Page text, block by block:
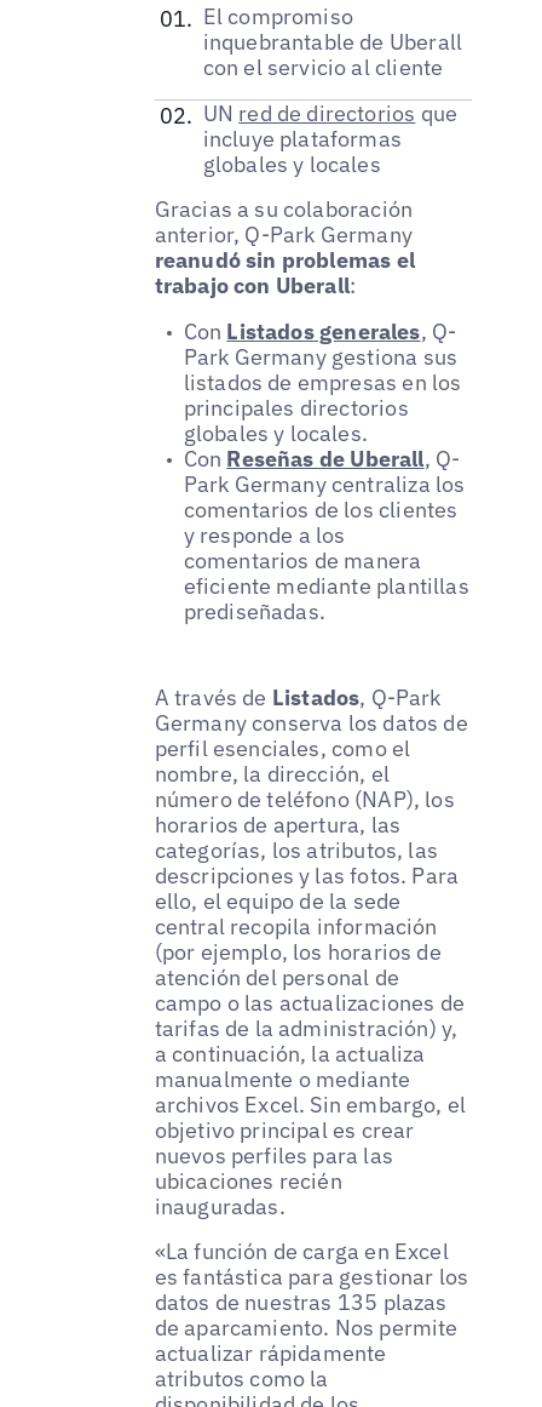
El compromiso
inquebrantable de Uberall
con el servicio al cliente
UN red de directorios que
incluye plataformas
globales y locales
Gracias a su colaboración
anterior, Q-Park Germany
reanudó sin problemas el
trabajo con Uberall:
Con Listados generales, Q-
Park Germany gestiona sus
listados de empresas en los
principales directorios
globales y locales.
Con Reseñas de Uberall, Q-
Park Germany centraliza los
comentarios de los clientes
y responde a los
comentarios de manera
eficiente mediante plantillas
prediseñadas.
A través de Listados, Q-Park
Germany conserva los datos de
perfil esenciales, como el
nombre, la dirección, el
número de teléfono (NAP), los
horarios de apertura, las
categorías, los atributos, las
descripciones y las fotos. Para
ello, el equipo de la sede
central recopila información
(por ejemplo, los horarios de
atención del personal de
campo o las actualizaciones de
tarifas de la administración) y,
a continuación, la actualiza
manualmente o mediante
archivos Excel. Sin embargo, el
objetivo principal es crear
nuevos perfiles para las
ubicaciones recién
inauguradas.
«La función de carga en Excel
es fantástica para gestionar los
datos de nuestras 135 plazas
de aparcamiento. Nos permite
actualizar rápidamente
atributos como la